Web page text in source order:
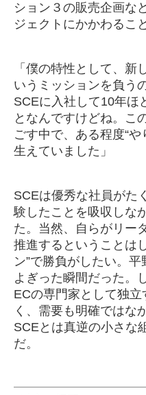
ション３の販売企画な
ジェクトにかかわるこ
「僕の特性として、新
いうミッションを負う
SCEに入社して10年ほ
となんですけどね。こ
ごす中で、ある程度“
生えていました」
SCEは優秀な社員がた
験したことを吸収しな
た。当然、自らがリー
推進するということは
ン”で勝負がしたい。
よぎった瞬間だった。
ECの専門家として独
く、需要も明確ではな
SCEとは真逆の小さな
だ。